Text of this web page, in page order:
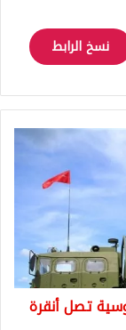
نسخ الرابط